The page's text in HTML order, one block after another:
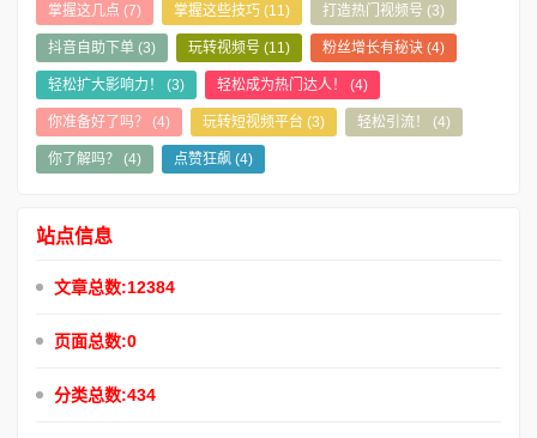
掌握这几点 (7) 掌握这些技巧 (11) 打造热门视频号 (3)
抖音自助下单 (3) 玩转视频号 (11) 粉丝增长有秘诀 (4)
轻松扩大影响力！ (3) 轻松成为热门达人！ (4)
你准备好了吗？ (4) 玩转短视频平台 (3) 轻松引流！ (4)
你了解吗？ (4) 点赞狂飙 (4)
站点信息
文章总数:12384
页面总数:0
分类总数:434